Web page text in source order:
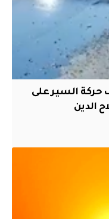
حركة السير على
الدين